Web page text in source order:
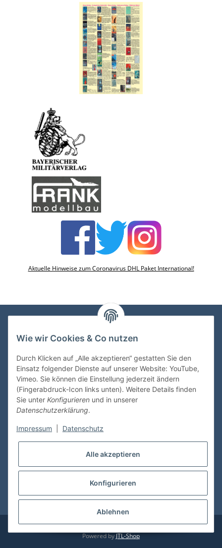
Aktuelle Hinweise zum Coronavirus DHL Paket International!
VDMedien24.de
Kasernenstraße 6-10
66482 Zweibrücken
Tel. 06332 72710
eMail: heinz.nickel@vdmedien.de
Shop Service
* Alle Preise inkl. gesetzlicher USt., zzgl.Versand
© vdmedien24.de Besucherzähler: 10634202
Powered by JTL-Shop
Wie wir Cookies & Co nutzen
Durch Klicken auf „Alle akzeptieren“ gestatten Sie den
Einsatz folgender Dienste auf unserer Website: YouTube,
Vimeo. Sie können die Einstellung jederzeit ändern
(Fingerabdruck-Icon links unten). Weitere Details finden
Sie unter Konfigurieren und in unserer
Datenschutzerklärung.
Impressum Datenschutz
Alle akzeptieren
Konfigurieren
Ablehnen